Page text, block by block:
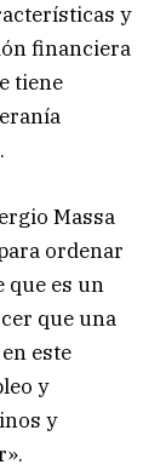
y
financiera
tiene
Massa
ordenar
que es un
que una
este
y
y